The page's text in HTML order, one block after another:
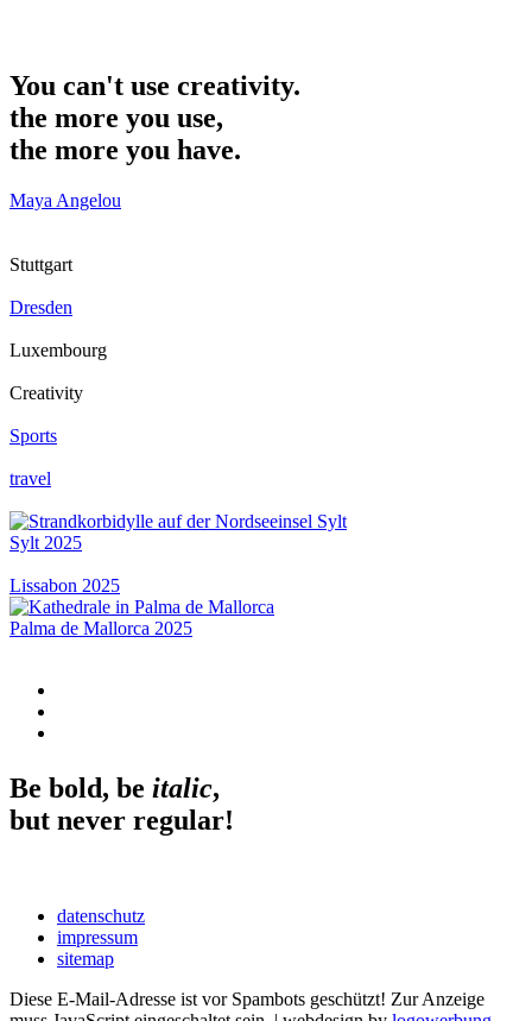
You can't use creativity.
the more you use,
the more you have.
Maya Angelou
Stuttgart
Dresden
Luxembourg
Creativity
Sports
travel
Sylt 2025
Lissabon 2025
Palma de Mallorca 2025
Be bold, be italic,
but never regular!
datenschutz
impressum
sitemap
Diese E-Mail-Adresse ist vor Spambots geschützt! Zur Anzeige